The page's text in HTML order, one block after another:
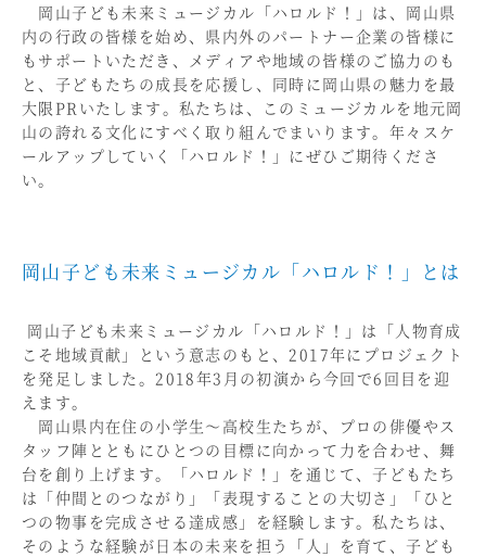
岡山子ども未来ミュージカル「ハロルド！」は、岡山県
内の行政の皆様を始め、県内外のパートナー企業の皆様に
もサポートいただき、メディアや地域の皆様のご協力のも
と、子どもたちの成長を応援し、同時に岡山県の魅力を最
大限PRいたします。私たちは、このミュージカルを地元岡
山の誇れる文化にすべく取り組んでまいります。年々スケ
ールアップしていく「ハロルド！」にぜひご期待くださ
い。
岡山子ども未来ミュージカル「ハロルド！」とは
岡山子ども未来ミュージカル「ハロルド！」は「人物育成
こそ地域貢献」という意志のもと、2017年にプロジェクト
を発足しました。2018年3月の初演から今回で6回目を迎
えます。
岡山県内在住の小学生～高校生たちが、プロの俳優やス
タッフ陣とともにひとつの目標に向かって力を合わせ、舞
台を創り上げます。「ハロルド！」を通じて、子どもたち
は「仲間とのつながり」「表現することの大切さ」「ひと
つの物事を完成させる達成感」を経験します。私たちは、
そのような経験が日本の未来を担う「人」を育て、子ども